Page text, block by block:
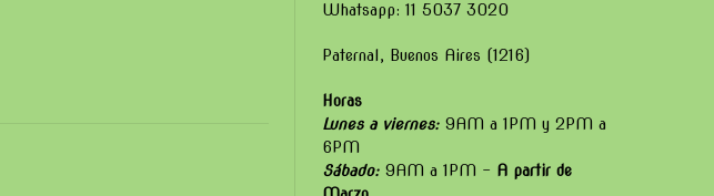
Whatsapp: 11 5037 3020
Paternal, Buenos Aires (1216)
Horas
Lunes a viernes:9AM a 1PM y 2PM a
6PM
Sábado:9AM a 1PM – A partir de